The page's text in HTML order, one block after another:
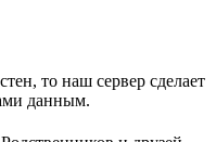
то наш сервер сделает
данным.